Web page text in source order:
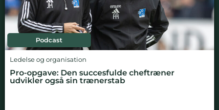
Podcast
Ledelse og organisation
Pro-opgave: Den succesfulde cheftræner
udvikler også sin trænerstab